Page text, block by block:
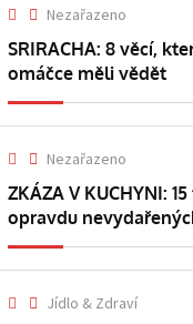
Nezařazeno
SRIRACHA: 8 věcí,
omáčce měli vědět
Nezařazeno
ZKÁZA V KUCHYNI:
opravdu
Jídlo & Zdraví